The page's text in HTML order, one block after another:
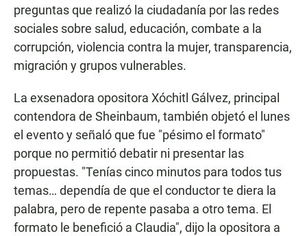
preguntas que realizó la ciudadanía por las redes
sociales sobre salud, educación, combate a la
corrupción, violencia contra la mujer, transparencia,
migración y grupos vulnerables.
La exsenadora opositora Xóchitl Gálvez, principal
contendora de Sheinbaum, también objetó el lunes
el evento y señaló que fue "pésimo el formato"
porque no permitió debatir ni presentar las
propuestas. "Tenías cinco minutos para todos tus
temas… dependía de que el conductor te diera la
palabra, pero de repente pasaba a otro tema. El
formato le benefició a Claudia", dijo la opositora a